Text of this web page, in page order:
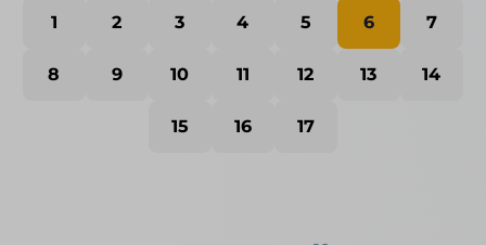
1 2 3 4 5 6 7
8 9 10 11 12 13 14
15 16 17